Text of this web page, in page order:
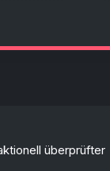
überprüfter